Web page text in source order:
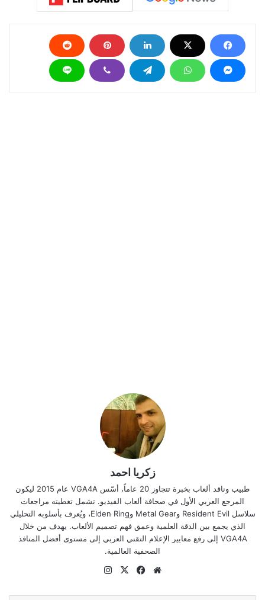
زكريا احمد
طبيب وناقد ألعاب بخبرة تتجاوز 20 عاماً، أسّس VGA4A عام 2015 ليكون
المرجع العربي الأول في صحافة ألعاب الفيديو. تشمل تغطيته مراجعات
سلاسل Resident Evil وMetal Gear وElden Ring، ويُعرف بأسلوبه التحليلي
الذي يجمع بين الدقة العلمية وعمق فهم تصميم الألعاب. يهدف من خلال
VGA4A إلى رفع معايير الإعلام التقني العربي إلى مستوى أفضل المنافذ
الصحفية العالمية.
موقع
فيسبوك
‫X